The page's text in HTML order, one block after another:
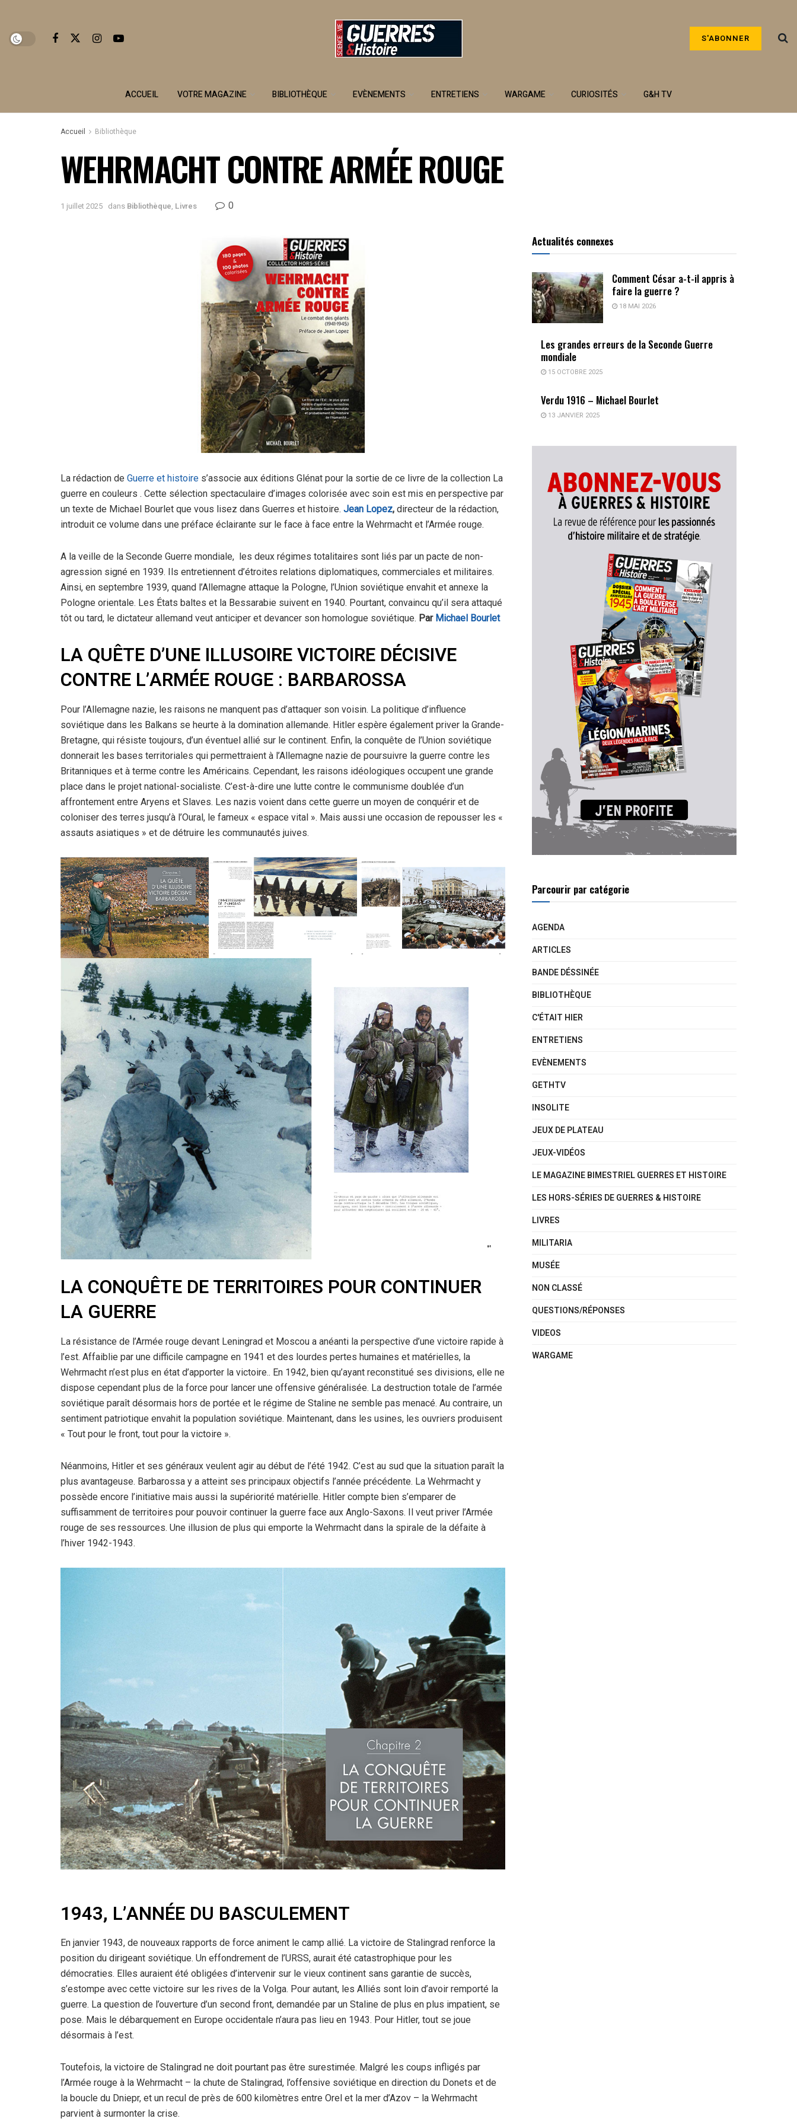
S'ABONNER
ACCUEIL VOTRE MAGAZINE BIBLIOTHÈQUE EVÈNEMENTS ENTRETIENS WARGAME CURIOSITÉS G&H TV
Accueil Bibliothèque
WEHRMACHT CONTRE ARMÉE ROUGE
1 juillet 2025 dans Bibliothèque, Livres 0
La rédaction de Guerre et histoire s’associe aux éditions Glénat pour la sortie de ce livre de la collection La
guerre en couleurs . Cette sélection spectaculaire d’images colorisée avec soin est mis en perspective par
un texte de Michael Bourlet que vous lisez dans Guerres et histoire. Jean Lopez, directeur de la rédaction,
introduit ce volume dans une préface éclairante sur le face à face entre la Wehrmacht et l’Armée rouge.
A la veille de la Seconde Guerre mondiale, les deux régimes totalitaires sont liés par un pacte de non-
agression signé en 1939. Ils entretiennent d’étroites relations diplomatiques, commerciales et militaires.
Ainsi, en septembre 1939, quand l’Allemagne attaque la Pologne, l’Union soviétique envahit et annexe la
Pologne orientale. Les États baltes et la Bessarabie suivent en 1940. Pourtant, convaincu qu’il sera attaqué
tôt ou tard, le dictateur allemand veut anticiper et devancer son homologue soviétique. Par Michael Bourlet
LA QUÊTE D’UNE ILLUSOIRE VICTOIRE DÉCISIVE
CONTRE L’ARMÉE ROUGE : BARBAROSSA
Pour l’Allemagne nazie, les raisons ne manquent pas d’attaquer son voisin. La politique d’influence
soviétique dans les Balkans se heurte à la domination allemande. Hitler espère également priver la Grande-
Bretagne, qui résiste toujours, d’un éventuel allié sur le continent. Enfin, la conquête de l’Union soviétique
donnerait les bases territoriales qui permettraient à l’Allemagne nazie de poursuivre la guerre contre les
Britanniques et à terme contre les Américains. Cependant, les raisons idéologiques occupent une grande
place dans le projet national-socialiste. C’est-à-dire une lutte contre le communisme doublée d’un
affrontement entre Aryens et Slaves. Les nazis voient dans cette guerre un moyen de conquérir et de
coloniser des terres jusqu’à l’Oural, le fameux « espace vital ». Mais aussi une occasion de repousser les «
assauts asiatiques » et de détruire les communautés juives.
LA CONQUÊTE DE TERRITOIRES POUR CONTINUER
LA GUERRE
La résistance de l’Armée rouge devant Leningrad et Moscou a anéanti la perspective d’une victoire rapide à
l’est. Affaiblie par une difficile campagne en 1941 et des lourdes pertes humaines et matérielles, la
Wehrmacht n’est plus en état d’apporter la victoire.. En 1942, bien qu’ayant reconstitué ses divisions, elle ne
dispose cependant plus de la force pour lancer une offensive généralisée. La destruction totale de l’armée
soviétique paraît désormais hors de portée et le régime de Staline ne semble pas menacé. Au contraire, un
sentiment patriotique envahit la population soviétique. Maintenant, dans les usines, les ouvriers produisent
« Tout pour le front, tout pour la victoire ».
Néanmoins, Hitler et ses généraux veulent agir au début de l’été 1942. C’est au sud que la situation paraît la
plus avantageuse. Barbarossa y a atteint ses principaux objectifs l’année précédente. La Wehrmacht y
possède encore l’initiative mais aussi la supériorité matérielle. Hitler compte bien s’emparer de
suffisamment de territoires pour pouvoir continuer la guerre face aux Anglo-Saxons. Il veut priver l’Armée
rouge de ses ressources. Une illusion de plus qui emporte la Wehrmacht dans la spirale de la défaite à
l’hiver 1942-1943.
1943, L’ANNÉE DU BASCULEMENT
En janvier 1943, de nouveaux rapports de force animent le camp allié. La victoire de Stalingrad renforce la
position du dirigeant soviétique. Un effondrement de l’URSS, aurait été catastrophique pour les
démocraties. Elles auraient été obligées d’intervenir sur le vieux continent sans garantie de succès,
s’estompe avec cette victoire sur les rives de la Volga. Pour autant, les Alliés sont loin d’avoir remporté la
guerre. La question de l’ouverture d’un second front, demandée par un Staline de plus en plus impatient, se
pose. Mais le débarquement en Europe occidentale n’aura pas lieu en 1943. Pour Hitler, tout se joue
désormais à l’est.
Toutefois, la victoire de Stalingrad ne doit pourtant pas être surestimée. Malgré les coups infligés par
l’Armée rouge à la Wehrmacht – la chute de Stalingrad, l’offensive soviétique en direction du Donets et de
la boucle du Dniepr, et un recul de près de 600 kilomètres entre Orel et la mer d’Azov – la Wehrmacht
parvient à surmonter la crise.
Actualités connexes
Comment César a-t-il appris à
faire la guerre ?
18 MAI 2026
Les grandes erreurs de la Seconde Guerre
mondiale
15 OCTOBRE 2025
Verdu 1916 – Michael Bourlet
13 JANVIER 2025
Parcourir par catégorie
AGENDA
ARTICLES
BANDE DÉSSINÉE
BIBLIOTHÈQUE
C'ÉTAIT HIER
ENTRETIENS
EVÈNEMENTS
GETHTV
INSOLITE
JEUX DE PLATEAU
JEUX-VIDÉOS
LE MAGAZINE BIMESTRIEL GUERRES ET HISTOIRE
LES HORS-SÉRIES DE GUERRES & HISTOIRE
LIVRES
MILITARIA
MUSÉE
NON CLASSÉ
QUESTIONS/RÉPONSES
VIDEOS
WARGAME